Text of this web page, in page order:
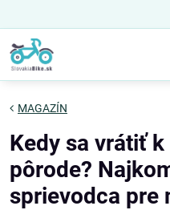
MAGAZÍN
Kedy sa vrátiť
pôrode?
sprievodca pre